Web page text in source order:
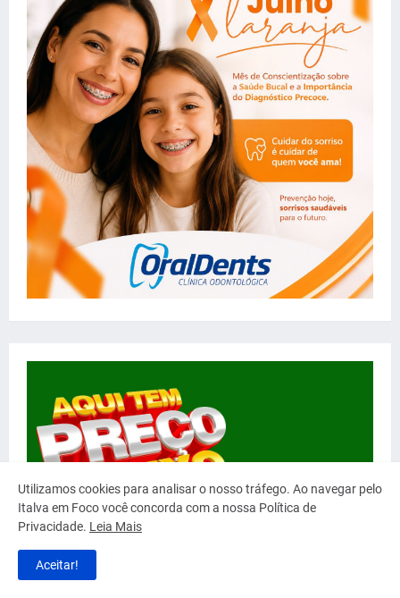
Utilizamos cookies para analisar o nosso tráfego. Ao navegar pelo
Italva em Foco você concorda com a nossa Política de
Privacidade. Leia Mais
Aceitar!